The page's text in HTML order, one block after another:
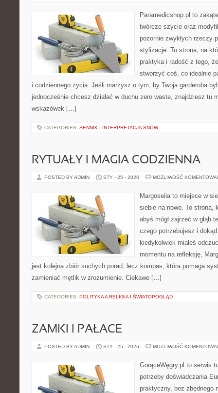
Paramedicshop.pl to
twórcze szycie oraz
pozornie zwykłych rzeczy
stylizacje. To strona, na
praktyka i radość z tego,
stworzyć coś, co idealnie
i codziennego życia. Jeśli marzysz o tym, by Twoja garderoba
jednocześnie chcesz działać w duchu zero waste, znajdziesz tu
wskazówek […]
CATEGORIES: SENNIK I INTERPRETACJA SNÓW
RYTUAŁY I MAGIA CODZIENNA
POSTED BY ADMIN STY - 25 - 2026 MOŻLIWOŚĆ
Margoseila to miejsce w
siebie na nowo. To strona,
abyś mógł zajrzeć w głąb
czego potrzebujesz i
kiedykolwiek miałeś
momentu na refleksję,
jest kolejna zbiór suchych porad, lecz kompas, która pomaga
zamieniać mętlik w zrozumienie. Ciekawe […]
CATEGORIES: POLITYKA A RELIGIA I ŚWIATOPOGLĄD
ZAMKI I PAŁACE
POSTED BY ADMIN STY - 25 - 2026 MOŻLIWOŚĆ
GorąceWęgry.pl to serwis
potrzeby doświadczania
praktyczny, bez zbędnego